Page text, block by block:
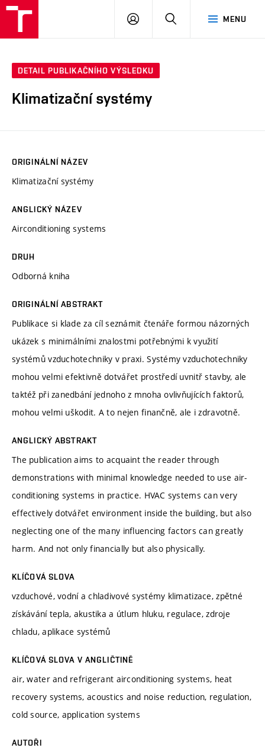
MENU
PŘIHLÁSIT
DETAIL PUBLIKAČNÍHO VÝSLEDKU
Klimatizační systémy
ORIGINÁLNÍ NÁZEV
Klimatizační systémy
ANGLICKÝ NÁZEV
Airconditioning systems
DRUH
Odborná kniha
ORIGINÁLNÍ ABSTRAKT
Publikace si klade za cíl seznámit čtenáře formou názorných
ukázek s minimálními znalostmi potřebnými k využití
systémů vzduchotechniky v praxi. Systémy vzduchotechniky
mohou velmi efektivně dotvářet prostředí uvnitř stavby, ale
taktéž při zanedbání jednoho z mnoha ovlivňujících faktorů,
mohou velmi uškodit. A to nejen finančně, ale i zdravotně.
ANGLICKÝ ABSTRAKT
The publication aims to acquaint the reader through
demonstrations with minimal knowledge needed to use air-
conditioning systems in practice. HVAC systems can very
effectively dotvářet environment inside the building, but also
neglecting one of the many influencing factors can greatly
harm. And not only financially but also physically.
KLÍČOVÁ SLOVA
vzduchové, vodní a chladivové systémy klimatizace, zpětné
získávání tepla, akustika a útlum hluku, regulace, zdroje
chladu, aplikace systémů
KLÍČOVÁ SLOVA V ANGLIČTINĚ
air, water and refrigerant airconditioning systems, heat
recovery systems, acoustics and noise reduction, regulation,
cold source, application systems
AUTOŘI